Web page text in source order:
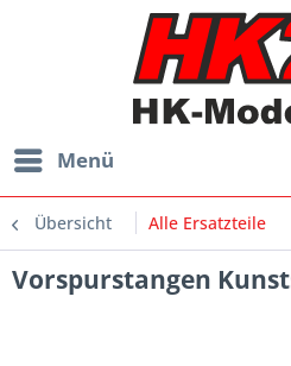
Menü
Übersicht Alle Ersatzteile
Vorspurstangen